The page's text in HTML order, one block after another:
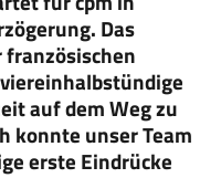
Das
auf dem Weg zu
konnte unser Team
erste Eindrücke